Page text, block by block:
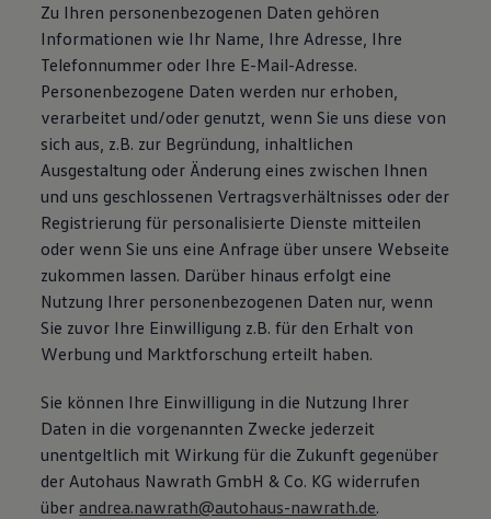
Zu Ihren personenbezogenen Daten gehören
Informationen wie Ihr Name, Ihre Adresse, Ihre
Telefonnummer oder Ihre E-Mail-Adresse.
Personenbezogene Daten werden nur erhoben,
verarbeitet und/oder genutzt, wenn Sie uns diese von
sich aus, z.B. zur Begründung, inhaltlichen
Ausgestaltung oder Änderung eines zwischen Ihnen
und uns geschlossenen Vertragsverhältnisses oder der
Registrierung für personalisierte Dienste mitteilen
oder wenn Sie uns eine Anfrage über unsere Webseite
zukommen lassen. Darüber hinaus erfolgt eine
Nutzung Ihrer personenbezogenen Daten nur, wenn
Sie zuvor Ihre Einwilligung z.B. für den Erhalt von
Werbung und Marktforschung erteilt haben.
Sie können Ihre Einwilligung in die Nutzung Ihrer
Daten in die vorgenannten Zwecke jederzeit
unentgeltlich mit Wirkung für die Zukunft gegenüber
der Autohaus Nawrath GmbH & Co. KG widerrufen
über andrea.nawrath@autohaus-nawrath.de.